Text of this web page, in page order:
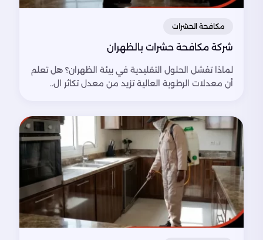
مكافحة الحشرات
شركة مكافحة حشرات بالظهران
لماذا تفشل الحلول التقليدية في بيئة الظهران؟ هل تعلم
أن معدلات الرطوبة العالية تزيد من معدل تكاثر ال..